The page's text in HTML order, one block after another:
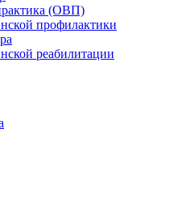
(ОВП)
профилактики
реабилитации